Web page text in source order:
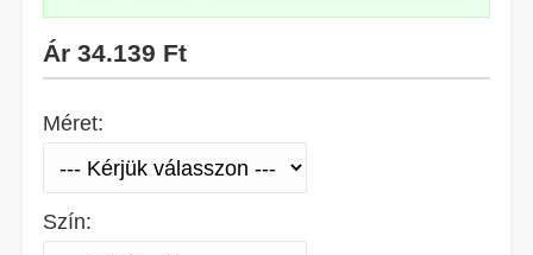
Ár34.139 Ft
Méret:
Szín: